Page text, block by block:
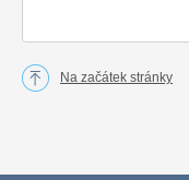
Na začátek stránky